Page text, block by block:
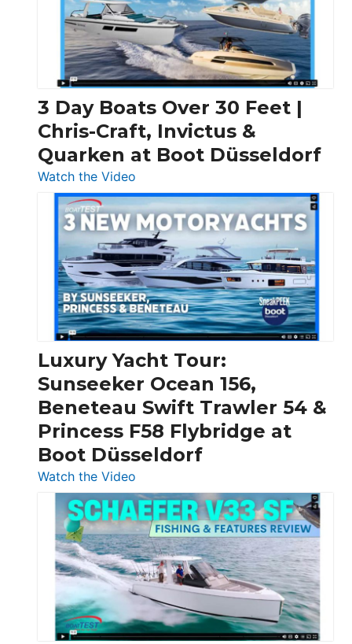
3 Day Boats Over 30 Feet |
Chris-Craft, Invictus &
Quarken at Boot Düsseldorf
Watch the Video
3
Day
Boats
Over
30
Feet
|
Chris-
Craft,
&
Quarken
at
Boot
Luxury Yacht Tour:
Sunseeker Ocean 156,
Beneteau Swift Trawler 54 &
Princess F58 Flybridge at
Boot Düsseldorf
Watch the Video
Luxury
Yacht
Tour:
Sunseeker
Ocean
156,
Beneteau
Swift